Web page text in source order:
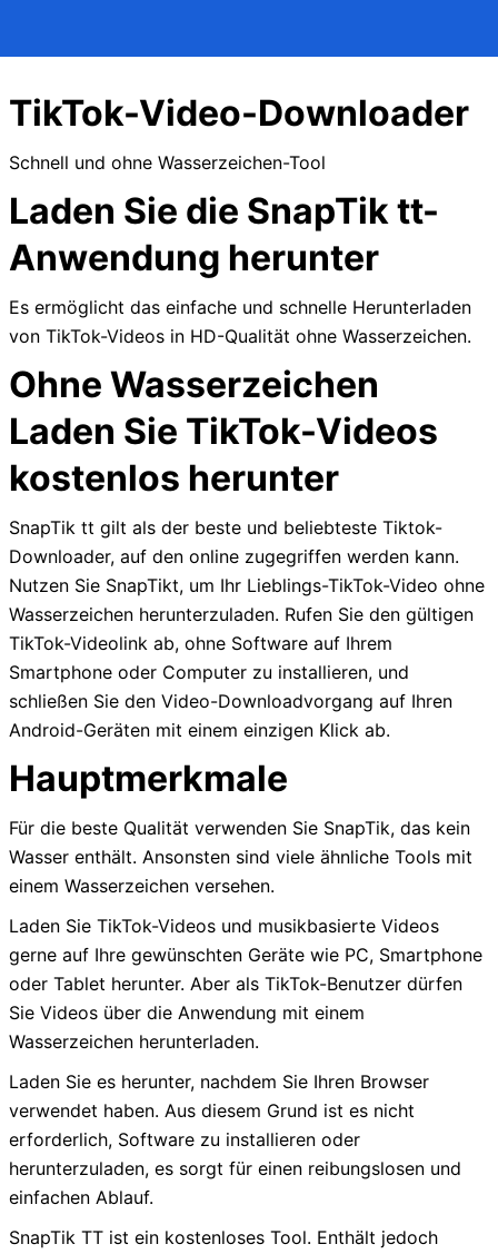
TikTok-Video-Downloader
Schnell und ohne Wasserzeichen-Tool
Laden Sie die SnapTik tt-
Anwendung herunter
Es ermöglicht das einfache und schnelle Herunterladen
von TikTok-Videos in HD-Qualität ohne Wasserzeichen.
Ohne Wasserzeichen
Laden Sie TikTok-Videos
kostenlos herunter
SnapTik tt gilt als der beste und beliebteste Tiktok-
Downloader, auf den online zugegriffen werden kann.
Nutzen Sie SnapTikt, um Ihr Lieblings-TikTok-Video ohne
Wasserzeichen herunterzuladen. Rufen Sie den gültigen
TikTok-Videolink ab, ohne Software auf Ihrem
Smartphone oder Computer zu installieren, und
schließen Sie den Video-Downloadvorgang auf Ihren
Android-Geräten mit einem einzigen Klick ab.
Hauptmerkmale
Für die beste Qualität verwenden Sie SnapTik, das kein
Wasser enthält. Ansonsten sind viele ähnliche Tools mit
einem Wasserzeichen versehen.
Laden Sie TikTok-Videos und musikbasierte Videos
gerne auf Ihre gewünschten Geräte wie PC, Smartphone
oder Tablet herunter. Aber als TikTok-Benutzer dürfen
Sie Videos über die Anwendung mit einem
Wasserzeichen herunterladen.
Laden Sie es herunter, nachdem Sie Ihren Browser
verwendet haben. Aus diesem Grund ist es nicht
erforderlich, Software zu installieren oder
herunterzuladen, es sorgt für einen reibungslosen und
einfachen Ablauf.
SnapTik TT ist ein kostenloses Tool. Enthält jedoch